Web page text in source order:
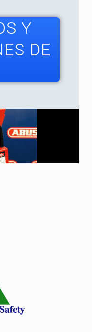
Y
DE